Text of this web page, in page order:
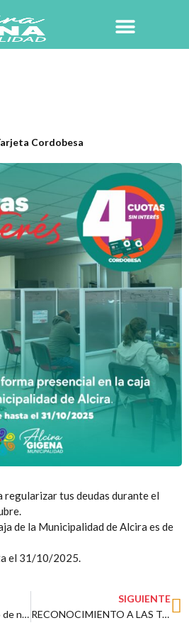
Cordobesa
regularizar tus deudas durante el
de la Municipalidad de Alcira es de
el 31/10/2025.
¡Cuidando el crecimiento de nuestros más pequeños!
SIGUIENTE
RECONOCIMIENTO A LAS TAREAS DESARROLLADAS POR LAS COOPERATIVAS LOCALES